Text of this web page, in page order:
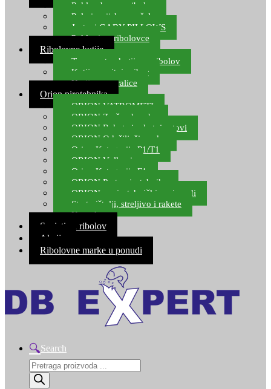
Poklon bon za ribolov
Polarizacijske naočale
Jastuci GABY PILLOWS
Pokloni za ribolovce
Ribolovne kutije
Transportne kutije za ribolov
Kutije za sitni pribor
Kutije za varalice
Orion pirotehnika
ORION VATROMETI
ORION Zračne bombe
ORION Rakete i raketni setovi
ORION Odašiljači zvuka
Orion Kategorija P1/T1
ORION Vulkani
Orion Kategorija F1
ORION Party pirotehnika
ORION nepirotehnički proizvodi
Start pištolji, streljivo i rakete
Kontakt
Savjeti za ribolov
Akcija
Ribolovne marke u ponudi
Search
Products
search